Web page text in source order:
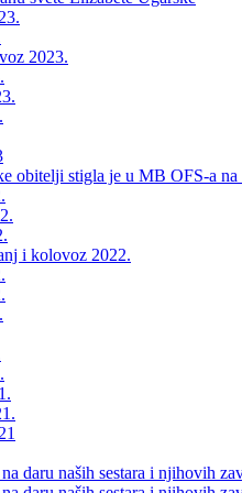
2023.
obitelji stigla je u MB OFS-a na
i kolovoz 2022.
daru naših sestara i njihovih